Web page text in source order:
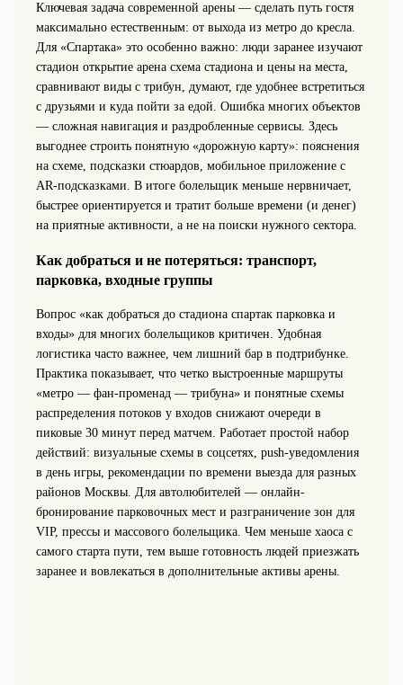
Ключевая задача современной арены — сделать путь гостя
максимально естественным: от выхода из метро до кресла.
Для «Спартака» это особенно важно: люди заранее изучают
стадион открытие арена схема стадиона и цены на места,
сравнивают виды с трибун, думают, где удобнее встретиться
с друзьями и куда пойти за едой. Ошибка многих объектов
— сложная навигация и раздробленные сервисы. Здесь
выгоднее строить понятную «дорожную карту»: пояснения
на схеме, подсказки стюардов, мобильное приложение с
AR-подсказками. В итоге болельщик меньше нервничает,
быстрее ориентируется и тратит больше времени (и денег)
на приятные активности, а не на поиски нужного сектора.
Как добраться и не потеряться: транспорт,
парковка, входные группы
Вопрос «как добраться до стадиона спартак парковка и
входы» для многих болельщиков критичен. Удобная
логистика часто важнее, чем лишний бар в подтрибунке.
Практика показывает, что четко выстроенные маршруты
«метро — фан-променад — трибуна» и понятные схемы
распределения потоков у входов снижают очереди в
пиковые 30 минут перед матчем. Работает простой набор
действий: визуальные схемы в соцсетях, push-уведомления
в день игры, рекомендации по времени выезда для разных
районов Москвы. Для автолюбителей — онлайн-
бронирование парковочных мест и разграничение зон для
VIP, прессы и массового болельщика. Чем меньше хаоса с
самого старта пути, тем выше готовность людей приезжать
заранее и вовлекаться в дополнительные активы арены.